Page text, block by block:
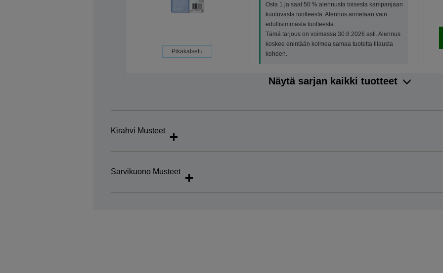
Pikakatselu
Osta 1 ja saat 50 % alennusta toisesta kampanjaan
kuuluvasta tuotteesta. Alennus annetaan vain
edullisimmasta tuotteesta.
Tämä tarjous on voimassa 30.8.2026 asti. Alennus
koskee enintään kolmea samaa tuotetta tilausta
kohden.
Näytä sarjan kaikki tuotteet
Kirahvi Musteet
Sarvikuono Musteet